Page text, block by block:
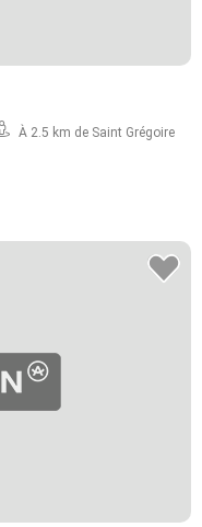
À 2.5 km de Saint Grégoire